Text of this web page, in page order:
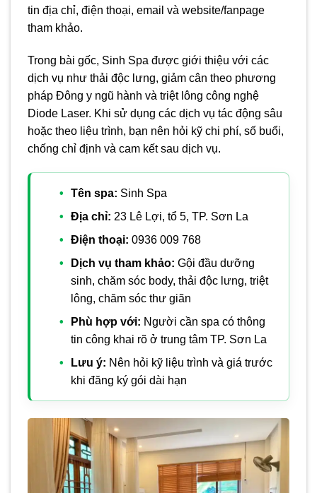
tin địa chỉ, điện thoại, email và website/fanpage
tham khảo.
Trong bài gốc, Sinh Spa được giới thiệu với các
dịch vụ như thải độc lưng, giảm cân theo phương
pháp Đông y ngũ hành và triệt lông công nghệ
Diode Laser. Khi sử dụng các dịch vụ tác động sâu
hoặc theo liệu trình, bạn nên hỏi kỹ chi phí, số buổi,
chống chỉ định và cam kết sau dịch vụ.
Tên spa: Sinh Spa
Địa chỉ: 23 Lê Lợi, tổ 5, TP. Sơn La
Điện thoại: 0936 009 768
Dịch vụ tham khảo: Gội đầu dưỡng
sinh, chăm sóc body, thải độc lưng, triệt
lông, chăm sóc thư giãn
Phù hợp với: Người cần spa có thông
tin công khai rõ ở trung tâm TP. Sơn La
Lưu ý: Nên hỏi kỹ liệu trình và giá trước
khi đăng ký gói dài hạn